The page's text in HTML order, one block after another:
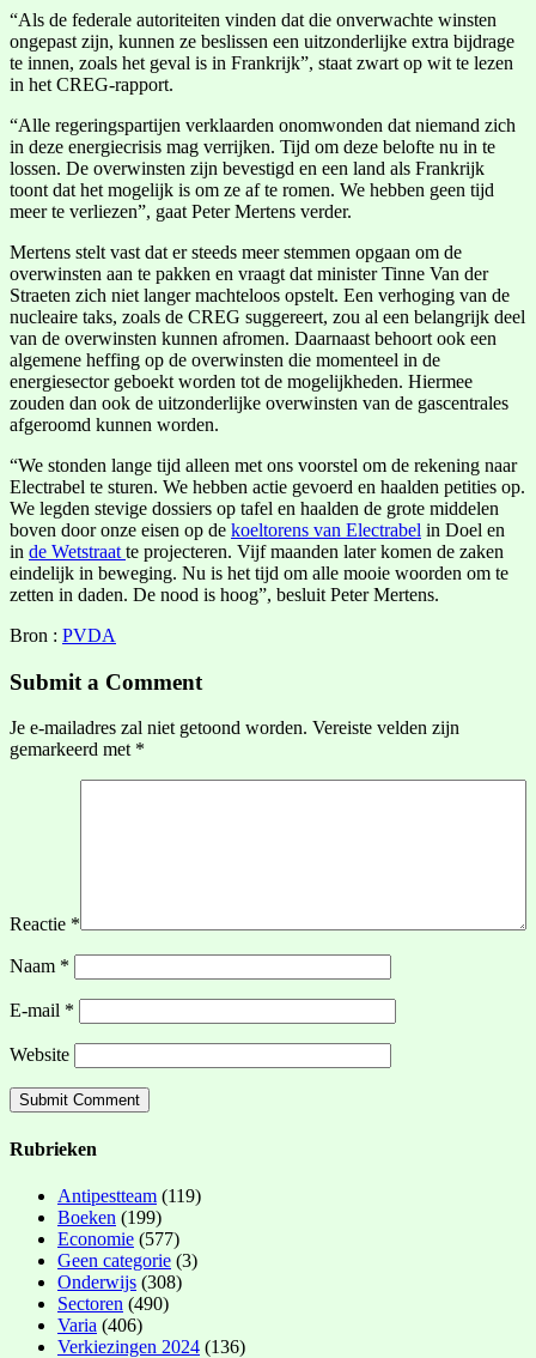
“Als de federale autoriteiten vinden dat die onverwachte winsten
ongepast zijn, kunnen ze beslissen een uitzonderlijke extra bijdrage
te innen, zoals het geval is in Frankrijk”, staat zwart op wit te lezen
in het CREG-rapport.
“Alle regeringspartijen verklaarden onomwonden dat niemand zich
in deze energiecrisis mag verrijken. Tijd om deze belofte nu in te
lossen. De overwinsten zijn bevestigd en een land als Frankrijk
toont dat het mogelijk is om ze af te romen. We hebben geen tijd
meer te verliezen”, gaat Peter Mertens verder.
Mertens stelt vast dat er steeds meer stemmen opgaan om de
overwinsten aan te pakken en vraagt dat minister Tinne Van der
Straeten zich niet langer machteloos opstelt. Een verhoging van de
nucleaire taks, zoals de CREG suggereert, zou al een belangrijk deel
van de overwinsten kunnen afromen. Daarnaast behoort ook een
algemene heffing op de overwinsten die momenteel in de
energiesector geboekt worden tot de mogelijkheden. Hiermee
zouden dan ook de uitzonderlijke overwinsten van de gascentrales
afgeroomd kunnen worden.
“We stonden lange tijd alleen met ons voorstel om de rekening naar
Electrabel te sturen. We hebben actie gevoerd en haalden petities op.
We legden stevige dossiers op tafel en haalden de grote middelen
boven door onze eisen op de koeltorens van Electrabel in Doel en
in de Wetstraat te projecteren. Vijf maanden later komen de zaken
eindelijk in beweging. Nu is het tijd om alle mooie woorden om te
zetten in daden. De nood is hoog”, besluit Peter Mertens.
Bron : PVDA
Submit a Comment
Je e-mailadres zal niet getoond worden. Vereiste velden zijn
gemarkeerd met *
Reactie *
Naam *
E-mail *
Website
Rubrieken
Antipestteam (119)
Boeken (199)
Economie (577)
Geen categorie (3)
Onderwijs (308)
Sectoren (490)
Varia (406)
Verkiezingen 2024 (136)